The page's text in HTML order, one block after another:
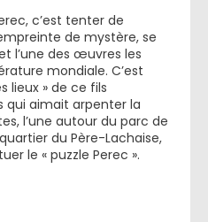
c’est tenter de
de mystère, se
l’une des œuvres les
mondiale. C’est
lieux » de ce fils
qui aimait arpenter la
l’une autour du parc de
du Père-Lachaise,
le « puzzle Perec ».